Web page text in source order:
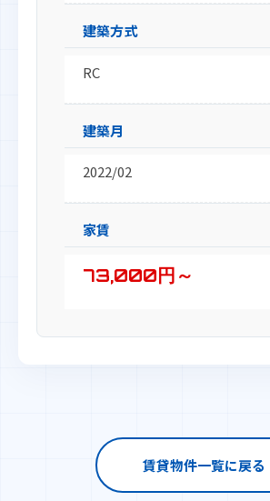
建築方式
RC
建築月
2022/02
家賃
73,000円～
賃貸物件一覧に戻る